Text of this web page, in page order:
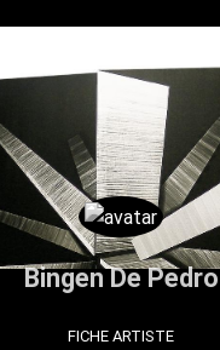
Bingen De Pedro
FICHE ARTISTE